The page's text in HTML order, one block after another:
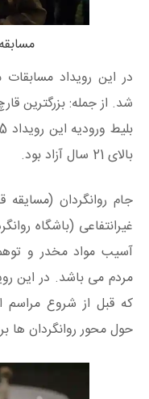
در این رویداد مسابقات
شد. از جمله: بزرگترین
بالای 21 سال آزاد بود.
جام روانگردان
غیرانتفاعی (باشگاه
آسیب مواد مخدر و
مردم می باشد. در این
که قبل از شروع مراسم
حول محور روانگردان ها